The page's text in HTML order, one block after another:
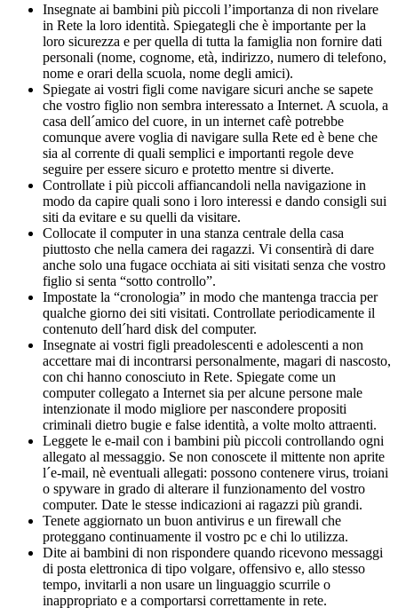
Insegnate ai bambini più piccoli l’importanza di non rivelare
in Rete la loro identità. Spiegategli che è importante per la
loro sicurezza e per quella di tutta la famiglia non fornire dati
personali (nome, cognome, età, indirizzo, numero di telefono,
nome e orari della scuola, nome degli amici).
Spiegate ai vostri figli come navigare sicuri anche se sapete
che vostro figlio non sembra interessato a Internet. A scuola, a
casa dell´amico del cuore, in un internet cafè potrebbe
comunque avere voglia di navigare sulla Rete ed è bene che
sia al corrente di quali semplici e importanti regole deve
seguire per essere sicuro e protetto mentre si diverte.
Controllate i più piccoli affiancandoli nella navigazione in
modo da capire quali sono i loro interessi e dando consigli sui
siti da evitare e su quelli da visitare.
Collocate il computer in una stanza centrale della casa
piuttosto che nella camera dei ragazzi. Vi consentirà di dare
anche solo una fugace occhiata ai siti visitati senza che vostro
figlio si senta “sotto controllo”.
Impostate la “cronologia” in modo che mantenga traccia per
qualche giorno dei siti visitati. Controllate periodicamente il
contenuto dell´hard disk del computer.
Insegnate ai vostri figli preadolescenti e adolescenti a non
accettare mai di incontrarsi personalmente, magari di nascosto,
con chi hanno conosciuto in Rete. Spiegate come un
computer collegato a Internet sia per alcune persone male
intenzionate il modo migliore per nascondere propositi
criminali dietro bugie e false identità, a volte molto attraenti.
Leggete le e-mail con i bambini più piccoli controllando ogni
allegato al messaggio. Se non conoscete il mittente non aprite
l´e-mail, nè eventuali allegati: possono contenere virus, troiani
o spyware in grado di alterare il funzionamento del vostro
computer. Date le stesse indicazioni ai ragazzi più grandi.
Tenete aggiornato un buon antivirus e un firewall che
proteggano continuamente il vostro pc e chi lo utilizza.
Dite ai bambini di non rispondere quando ricevono messaggi
di posta elettronica di tipo volgare, offensivo e, allo stesso
tempo, invitarli a non usare un linguaggio scurrile o
inappropriato e a comportarsi correttamente in rete.